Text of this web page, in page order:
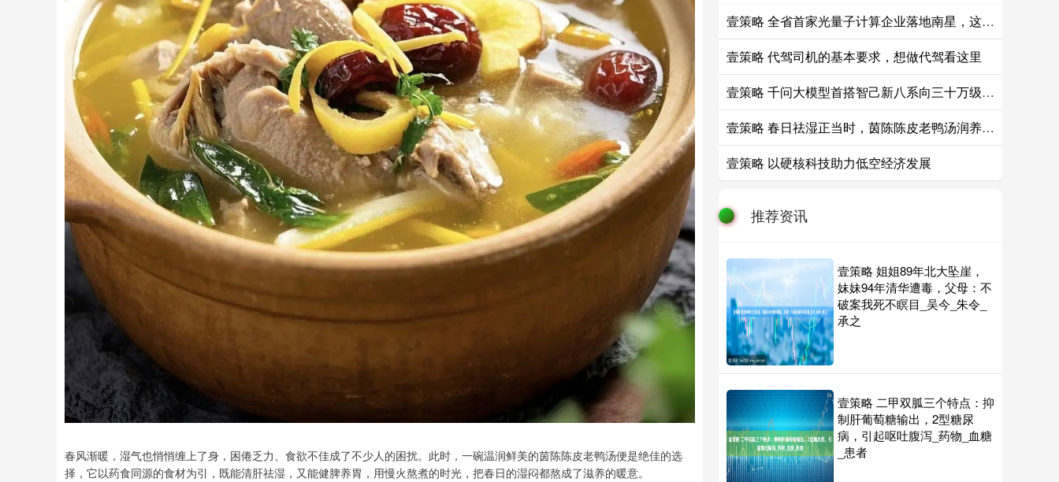
春风渐暖，湿气也悄悄缠上了身，困倦乏力、食欲不佳成了不少人的困扰。此时，一碗温润鲜美的茵陈陈皮老鸭汤便是绝佳的选
择，它以药食同源的食材为引，既能清肝祛湿，又能健脾养胃，用慢火熬煮的时光，把春日的湿闷都熬成了滋养的暖意。
壹策略 全省首家光量子计算企业落地南星，这波“光速”服务拿下“MVP”
壹策略 代驾司机的基本要求，想做代驾看这里
壹策略 千问大模型首搭智己新八系向三十万级旗舰旧秩序发起正面总攻
壹策略 春日祛湿正当时，茵陈陈皮老鸭汤润养身心
壹策略 以硬核科技助力低空经济发展
推荐资讯
壹策略 姐姐89年北大坠崖，
妹妹94年清华遭毒，父母：不
破案我死不瞑目_吴今_朱令_
承之
壹策略 二甲双胍三个特点：抑
制肝葡萄糖输出，2型糖尿
病，引起呕吐腹泻_药物_血糖
_患者